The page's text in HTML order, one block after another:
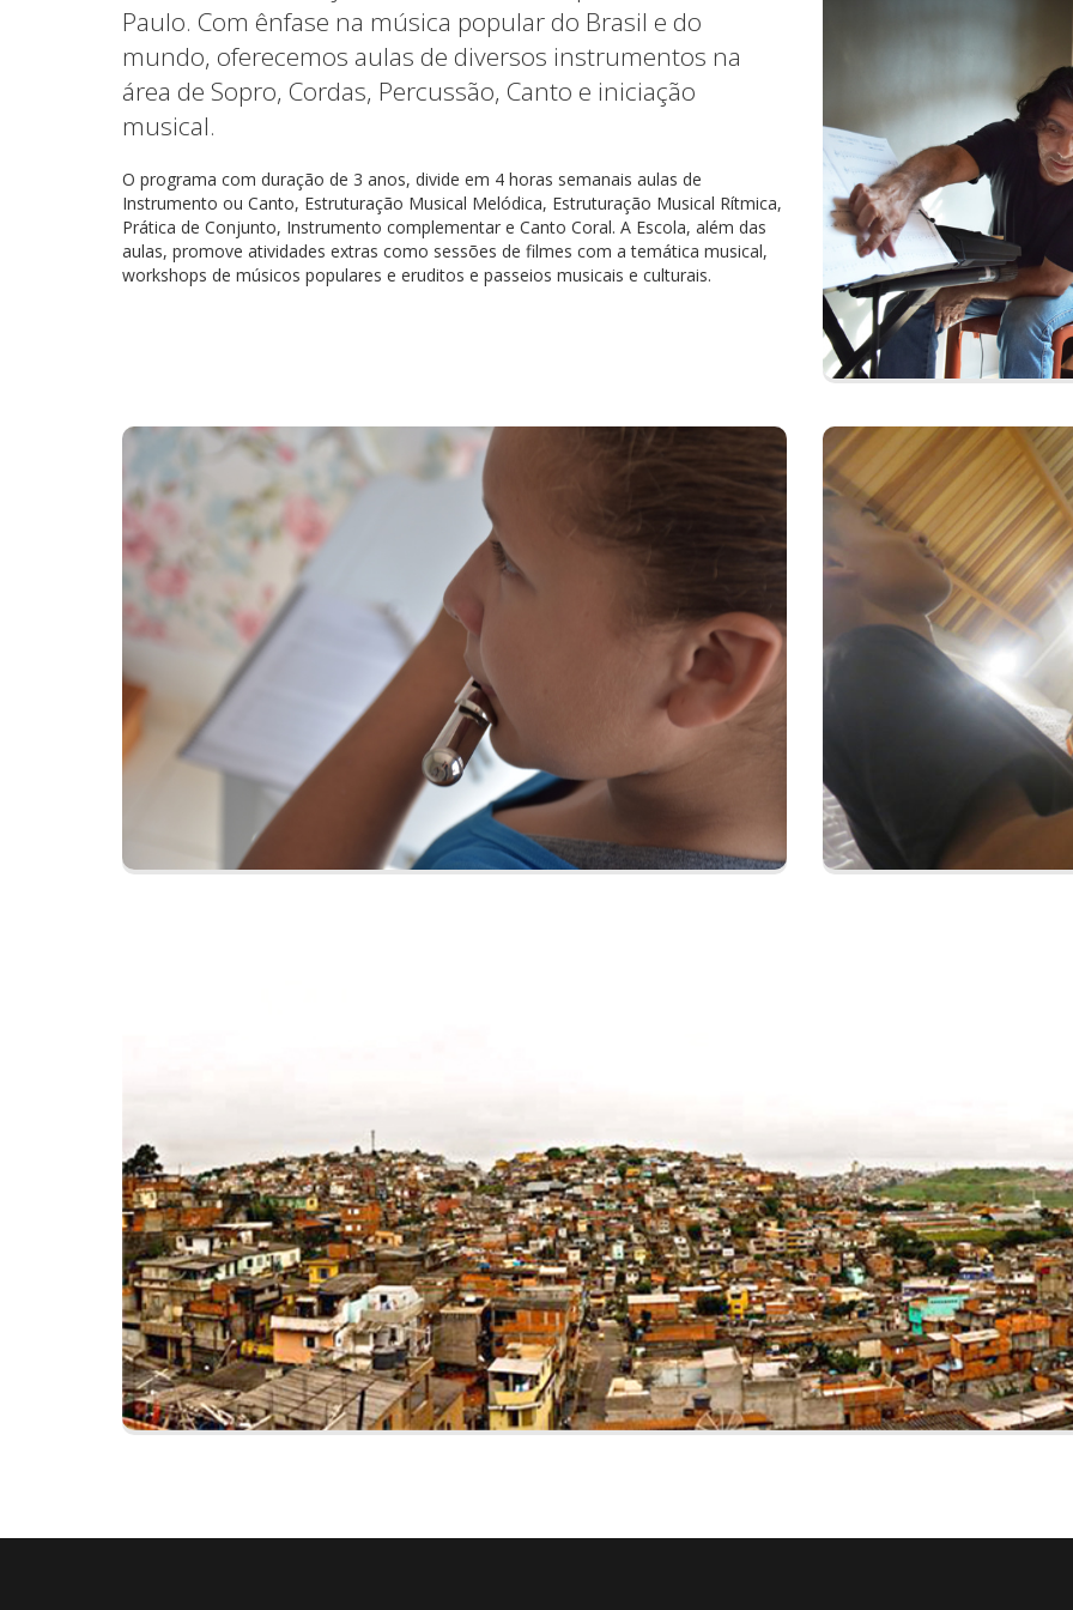
Paulo. Com ênfase na música popular do Brasil e do
mundo, oferecemos aulas de diversos instrumentos na
área de Sopro, Cordas, Percussão, Canto e iniciação
musical.
O programa com duração de 3 anos, divide em 4 horas semanais aulas de
Instrumento ou Canto, Estruturação Musical Melódica, Estruturação Musical Rítmica,
Prática de Conjunto, Instrumento complementar e Canto Coral. A Escola, além das
aulas, promove atividades extras como sessões de filmes com a temática musical,
workshops de músicos populares e eruditos e passeios musicais e culturais.